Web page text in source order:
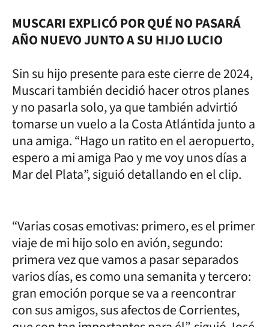
MUSCARI EXPLICÓ POR QUÉ NO PASARÁ
AÑO NUEVO JUNTO A SU HIJO LUCIO
Sin su hijo presente para este cierre de 2024,
Muscari también decidió hacer otros planes
y no pasarla solo, ya que también advirtió
tomarse un vuelo a la Costa Atlántida junto a
una amiga. “Hago un ratito en el aeropuerto,
espero a mi amiga Pao y me voy unos días a
Mar del Plata”, siguió detallando en el clip.
“Varias cosas emotivas: primero, es el primer
viaje de mi hijo solo en avión, segundo:
primera vez que vamos a pasar separados
varios días, es como una semanita y tercero:
gran emoción porque se va a reencontrar
con sus amigos, sus afectos de Corrientes,